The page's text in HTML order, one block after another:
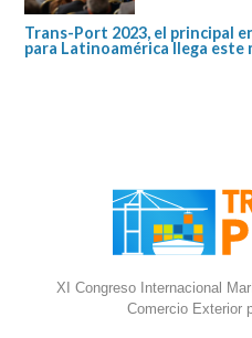
Trans-Port 2023, el principal
para Latinoamérica llega este
XI Congreso Internacional
Comercio Exterior